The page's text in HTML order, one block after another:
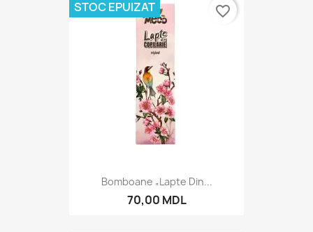
Bomboane „Lapte Din...
70,00 MDL
STOC EPUIZAT favorite_border